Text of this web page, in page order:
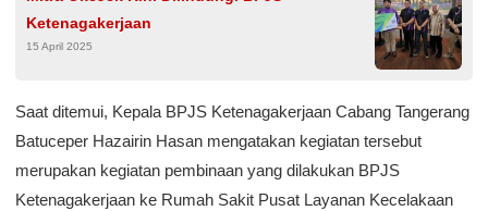
Ketenagakerjaan
15 April 2025
Saat ditemui, Kepala BPJS Ketenagakerjaan Cabang Tangerang
Batuceper Hazairin Hasan mengatakan kegiatan tersebut
merupakan kegiatan pembinaan yang dilakukan BPJS
Ketenagakerjaan ke Rumah Sakit Pusat Layanan Kecelakaan